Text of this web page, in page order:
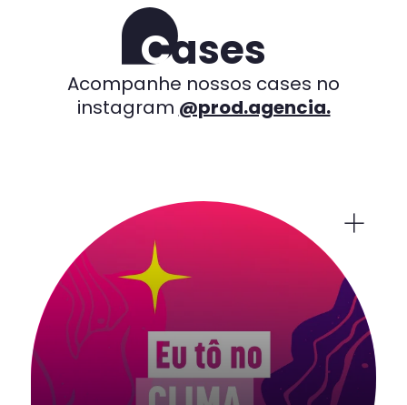
A lista canônica de marcas que confiam na Prod inclui
Parcerias para toda a vida
Algumas das parcerias mais antigas da Prod com a
Cases
Acompanhe nossos cases no
instagram @prod.agencia.